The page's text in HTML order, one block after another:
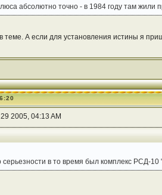
абсолютно точно - в 1984 году там жили
теме. А если для установления истины я
2005, 04:13 AM
в то время был комплекс РСД-